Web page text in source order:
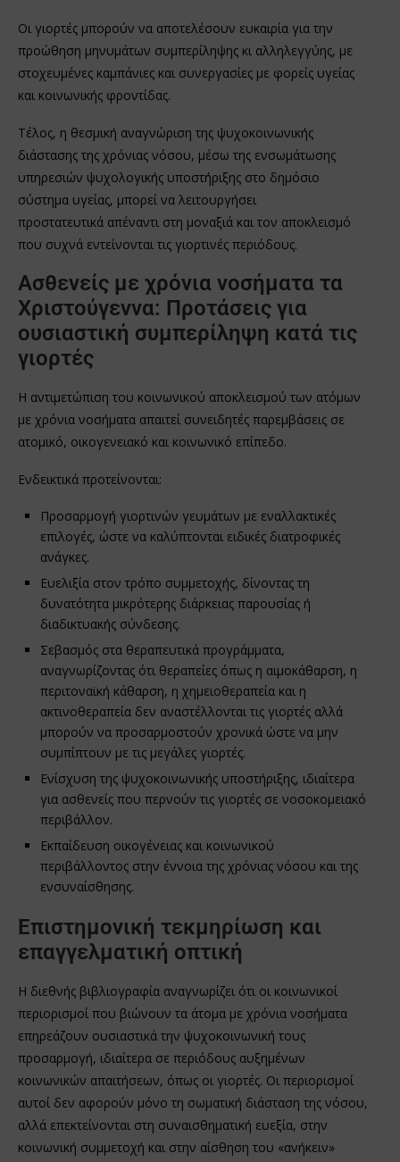
Οι γιορτές μπορούν να αποτελέσουν ευκαιρία για την
προώθηση μηνυμάτων συμπερίληψης κι αλληλεγγύης, με
στοχευμένες καμπάνιες και συνεργασίες με φορείς υγείας
και κοινωνικής φροντίδας.
Τέλος, η θεσμική αναγνώριση της ψυχοκοινωνικής
διάστασης της χρόνιας νόσου, μέσω της ενσωμάτωσης
υπηρεσιών ψυχολογικής υποστήριξης στο δημόσιο
σύστημα υγείας, μπορεί να λειτουργήσει
προστατευτικά απέναντι στη μοναξιά και τον αποκλεισμό
που συχνά εντείνονται τις γιορτινές περιόδους.
Ασθενείς με χρόνια νοσήματα τα
Χριστούγεννα: Προτάσεις για
ουσιαστική συμπερίληψη κατά τις
γιορτές
Η αντιμετώπιση του κοινωνικού αποκλεισμού των ατόμων
με χρόνια νοσήματα απαιτεί συνειδητές παρεμβάσεις σε
ατομικό, οικογενειακό και κοινωνικό επίπεδο.
Ενδεικτικά προτείνονται:
Προσαρμογή γιορτινών γευμάτων με εναλλακτικές
επιλογές, ώστε να καλύπτονται ειδικές διατροφικές
ανάγκες.
Ευελιξία στον τρόπο συμμετοχής, δίνοντας τη
δυνατότητα μικρότερης διάρκειας παρουσίας ή
διαδικτυακής σύνδεσης.
Σεβασμός στα θεραπευτικά προγράμματα,
αναγνωρίζοντας ότι θεραπείες όπως η αιμοκάθαρση, η
περιτοναϊκή κάθαρση, η χημειοθεραπεία και η
ακτινοθεραπεία δεν αναστέλλονται τις γιορτές αλλά
μπορούν να προσαρμοστούν χρονικά ώστε να μην
συμπίπτουν με τις μεγάλες γιορτές.
Ενίσχυση της ψυχοκοινωνικής υποστήριξης, ιδιαίτερα
για ασθενείς που περνούν τις γιορτές σε νοσοκομειακό
περιβάλλον.
Εκπαίδευση οικογένειας και κοινωνικού
περιβάλλοντος στην έννοια της χρόνιας νόσου και της
ενσυναίσθησης.
Επιστημονική τεκμηρίωση και
επαγγελματική οπτική
Η διεθνής βιβλιογραφία αναγνωρίζει ότι οι κοινωνικοί
περιορισμοί που βιώνουν τα άτομα με χρόνια νοσήματα
επηρεάζουν ουσιαστικά την ψυχοκοινωνική τους
προσαρμογή, ιδιαίτερα σε περιόδους αυξημένων
κοινωνικών απαιτήσεων, όπως οι γιορτές. Οι περιορισμοί
αυτοί δεν αφορούν μόνο τη σωματική διάσταση της νόσου,
αλλά επεκτείνονται στη συναισθηματική ευεξία, στην
κοινωνική συμμετοχή και στην αίσθηση του «ανήκειν»